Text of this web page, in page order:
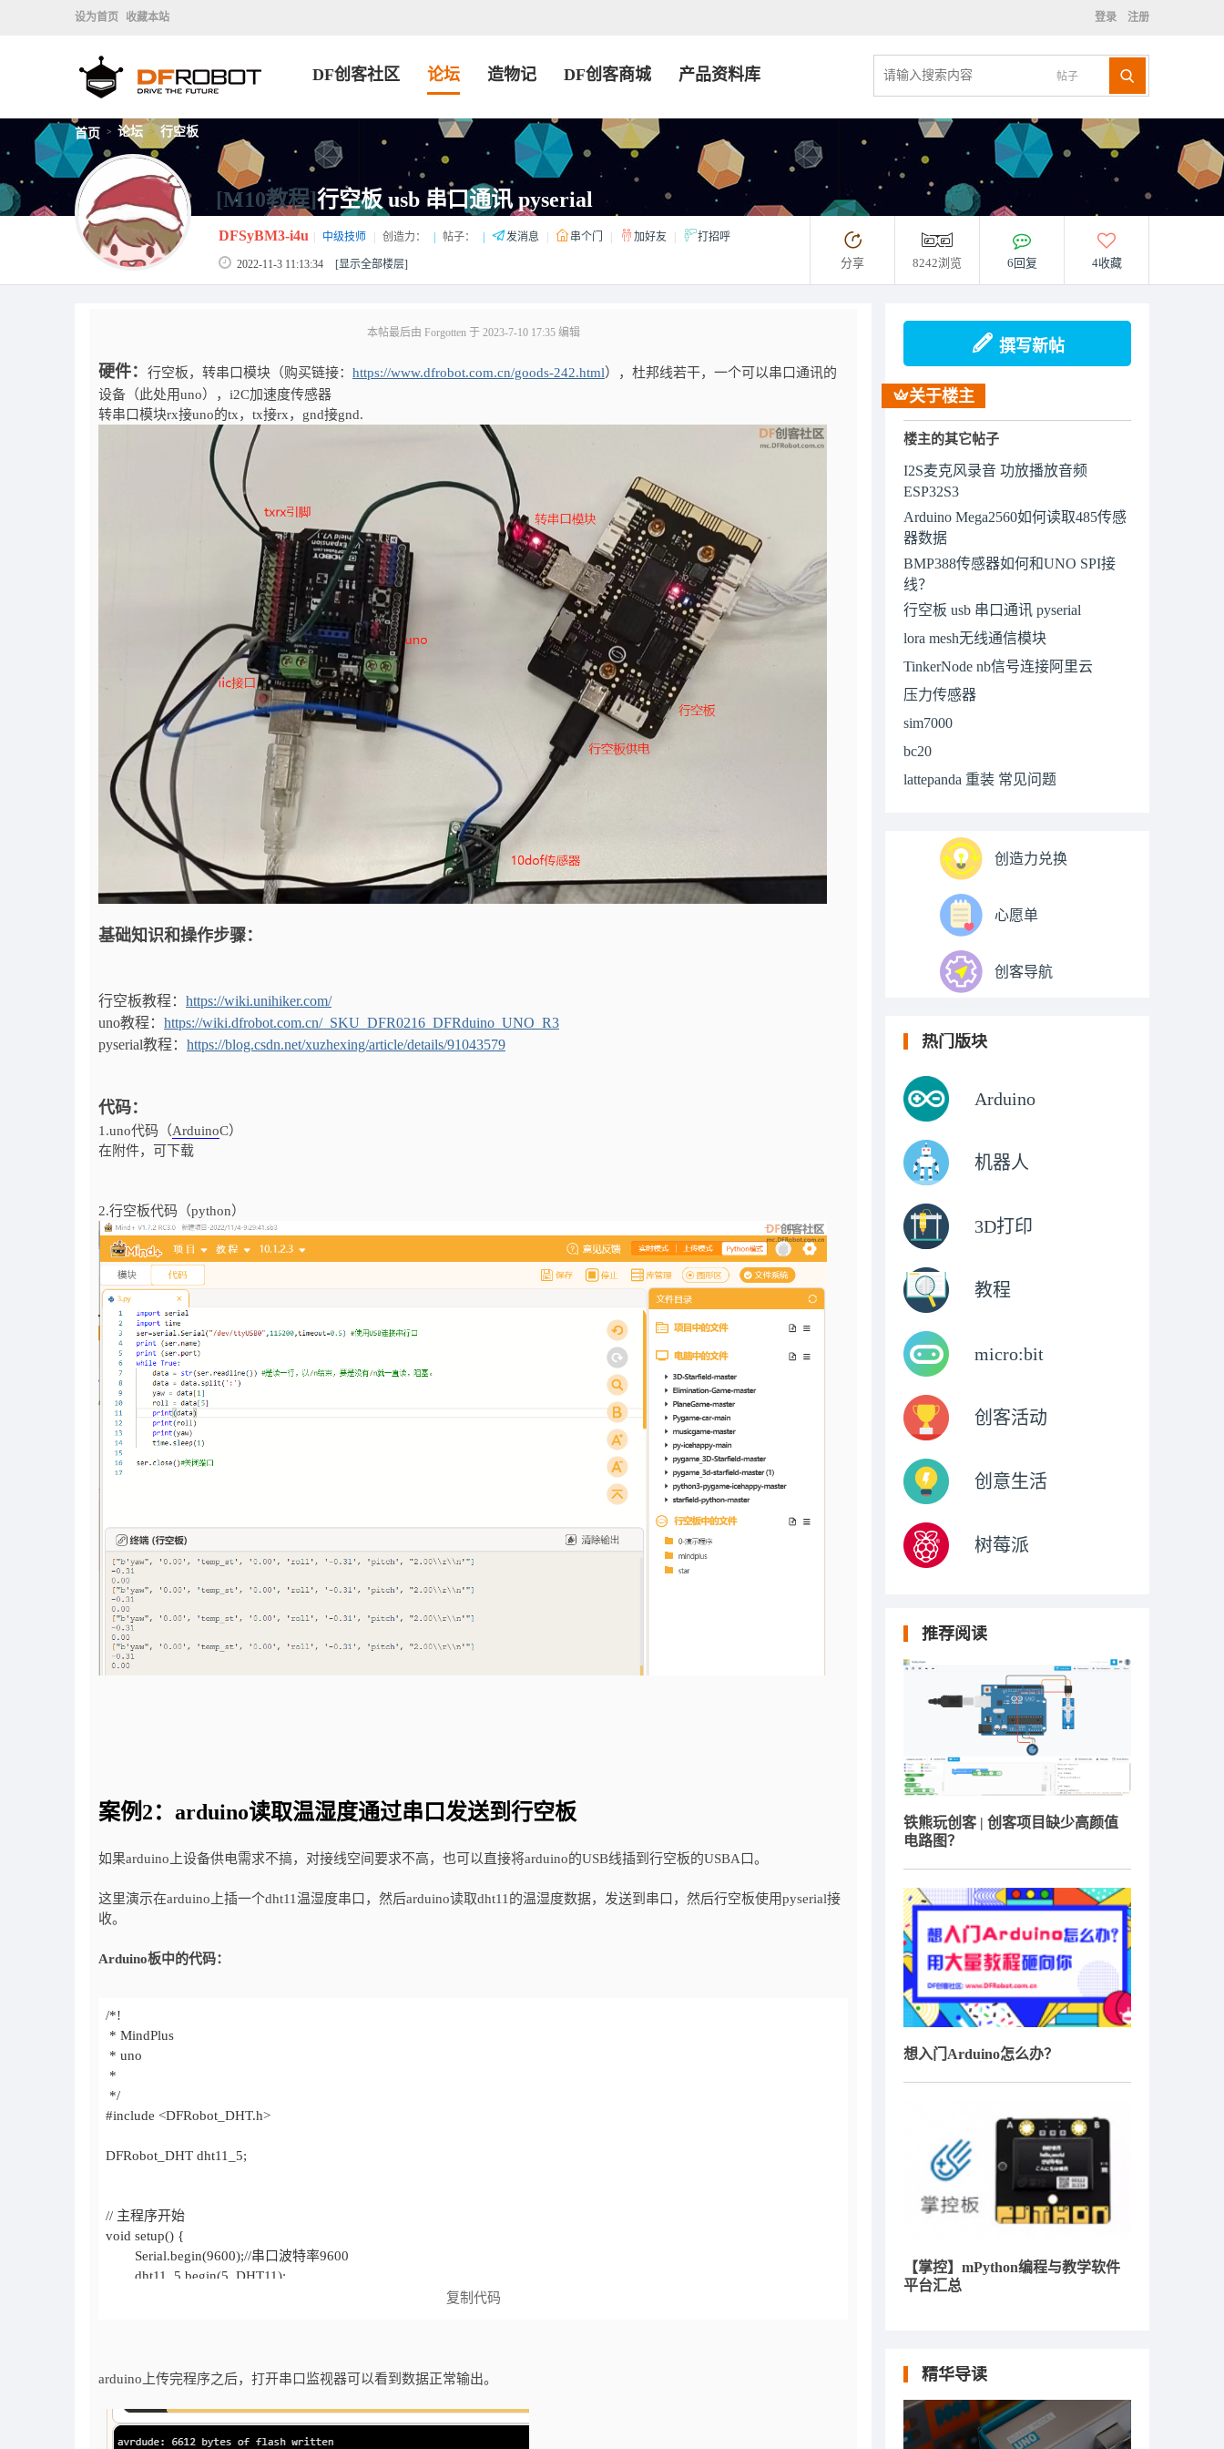
设为首页 收藏本站 登录 注册
帖子
DF创客社区 论坛 造物记 DF创客商城 产品资料库
首页 > 论坛 > 行空板
[M10教程]行空板 usb 串口通讯 pyserial
DFSyBM3-i4u 中级技师 创造力： 帖子： 发消息 串个门 加好友 打招呼
2022-11-3 11:13:34 [显示全部楼层] 分享 8242浏览 6回复 4收藏
本帖最后由 Forgotten 于 2023-7-10 17:35 编辑
硬件： 行空板，转串口模块（购买链接： https://www.dfrobot.com.cn/goods-242.html），杜邦线若干，一个可以串口通讯的
设备（此处用uno），i2C加速度传感器
转串口模块rx接uno的tx，tx接rx，gnd接gnd.
基础知识和操作步骤：
行空板教程： https://wiki.unihiker.com/
uno教程： https://wiki.dfrobot.com.cn/_SKU_DFR0216_DFRduino_UNO_R3
pyserial教程： https://blog.csdn.net/xuzhexing/article/details/91043579
代码：
1.uno代码（ArduinoC）
在附件，可下载
2.行空板代码（python）
案例2：arduino读取温湿度通过串口发送到行空板
如果arduino上设备供电需求不搞，对接线空间要求不高，也可以直接将arduino的USB线插到行空板的USBA口。
这里演示在arduino上插一个dht11温湿度串口，然后arduino读取dht11的温湿度数据，发送到串口，然后行空板使用pyserial接
收。
Arduino板中的代码：
* MindPlus
*/
#include <DFRobot_DHT.h>
// 主程序开始
delay(1000);
复制代码
arduino上传完程序之后，打开串口监视器可以看到数据正常输出。
撰写新帖
关于楼主
楼主的其它帖子
I2S麦克风录音 功放播放音频
ESP32S3
Arduino Mega2560如何读取485传感
器数据
BMP388传感器如何和UNO SPI接
线？
行空板 usb 串口通讯 pyserial
lora mesh无线通信模块
TinkerNode nb信号连接阿里云
压力传感器
sim7000
bc20
lattepanda 重装 常见问题
创造力兑换
心愿单
创客导航
热门版块
Arduino
机器人
3D打印
教程
micro:bit
创客活动
创意生活
树莓派
推荐阅读
铁熊玩创客 | 创客项目缺少高颜值
电路图？
想入门Arduino怎么办？
【掌控】mPython编程与教学软件
平台汇总
精华导读